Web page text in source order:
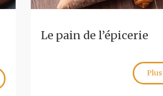
Le pain de l’épicerie